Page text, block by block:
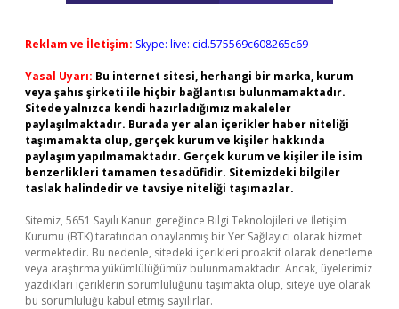
Reklam ve İletişim: Skype: live:.cid.575569c608265c69
Yasal Uyarı: Bu internet sitesi, herhangi bir marka, kurum
veya şahıs şirketi ile hiçbir bağlantısı bulunmamaktadır.
Sitede yalnızca kendi hazırladığımız makaleler
paylaşılmaktadır. Burada yer alan içerikler haber niteliği
taşımamakta olup, gerçek kurum ve kişiler hakkında
paylaşım yapılmamaktadır. Gerçek kurum ve kişiler ile isim
benzerlikleri tamamen tesadüfidir. Sitemizdeki bilgiler
taslak halindedir ve tavsiye niteliği taşımazlar.
Sitemiz, 5651 Sayılı Kanun gereğince Bilgi Teknolojileri ve İletişim
Kurumu (BTK) tarafından onaylanmış bir Yer Sağlayıcı olarak hizmet
vermektedir. Bu nedenle, sitedeki içerikleri proaktif olarak denetleme
veya araştırma yükümlülüğümüz bulunmamaktadır. Ancak, üyelerimiz
yazdıkları içeriklerin sorumluluğunu taşımakta olup, siteye üye olarak
bu sorumluluğu kabul etmiş sayılırlar.